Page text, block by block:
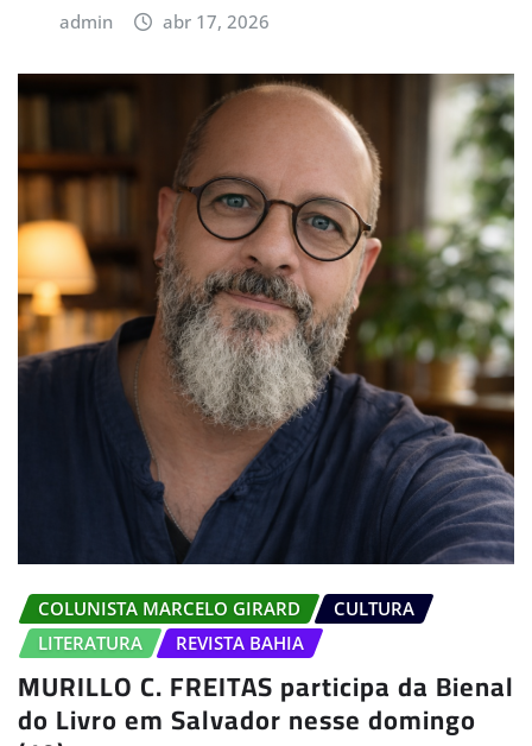
admin abr 17, 2026
COLUNISTA MARCELO GIRARD
CULTURA
LITERATURA
REVISTA BAHIA
MURILLO C. FREITAS participa da Bienal
do Livro em Salvador nesse domingo